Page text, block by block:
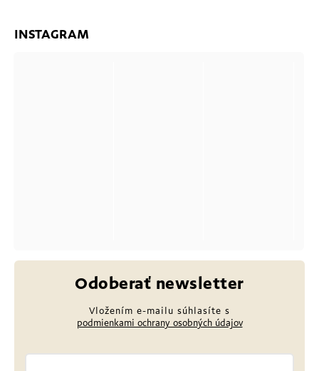
INSTAGRAM
Odoberať newsletter
Vložením e-mailu súhlasíte s
podmienkami ochrany osobných údajov